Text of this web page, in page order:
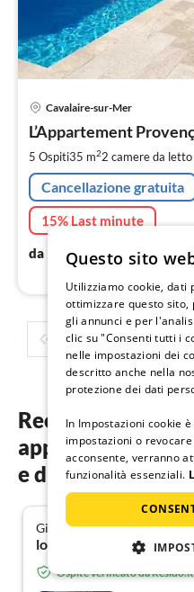
Cavalaire-sur-Mer
L’Appartement
5 Ospiti35 m22 camere da letto
Cancellazione gratuita
15% Last minute
da
79€ / notte
1 2
Recensioni degli
appartamenti
e dintorni
Giugno 2026
Ospite verificato da Resido.it
Questo sito
Utilizziamo cookie, dati
ottimizzare questo sito,
gli annunci e per
clic su "Consenti tutti i
nelle impostazioni dei
descritto anche nella
protezione dei dati
In Impostazioni cookie
impostazioni o
acconsente, verranno
funzionalità essenziali.